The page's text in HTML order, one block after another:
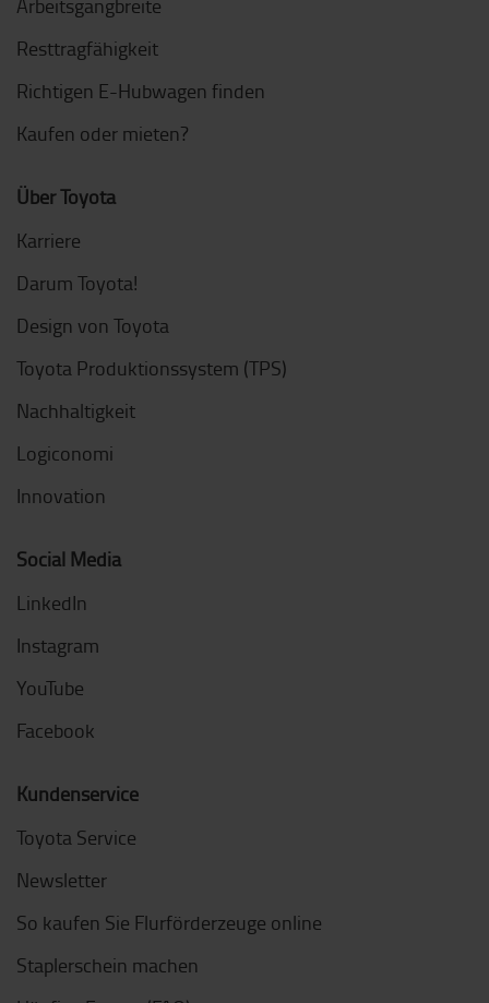
Arbeitsgangbreite
Resttragfähigkeit
Richtigen E-Hubwagen finden
Kaufen oder mieten?
Über Toyota
Karriere
Darum Toyota!
Design von Toyota
Toyota Produktionssystem (TPS)
Nachhaltigkeit
Logiconomi
Innovation
Social Media
LinkedIn
Instagram
YouTube
Facebook
Kundenservice
Toyota Service
Newsletter
So kaufen Sie Flurförderzeuge online
Staplerschein machen